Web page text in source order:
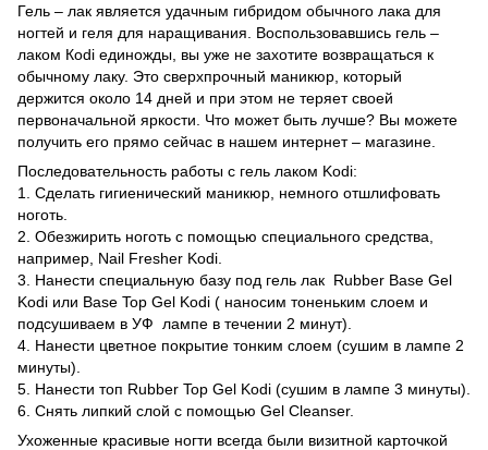
Гель – лак является удачным гибридом обычного лака для
ногтей и геля для наращивания. Воспользовавшись гель –
лаком Кodi единожды, вы уже не захотите возвращаться к
обычному лаку. Это сверхпрочный маникюр, который
держится около 14 дней и при этом не теряет своей
первоначальной яркости. Что может быть лучше? Вы можете
получить его прямо сейчас в нашем интернет – магазине.
Последовательность работы с гель лаком Kodi:
1. Сделать гигиенический маникюр, немного отшлифовать
ноготь.
2. Обезжирить ноготь с помощью специального средства,
например, Nail Fresher Kodi.
3. Нанести специальную базу под гель лак Rubber Base Gel
Kodi или Base Top Gel Kodi ( наносим тоненьким слоем и
подсушиваем в УФ лампе в течении 2 минут).
4. Нанести цветное покрытие тонким слоем (сушим в лампе 2
минуты).
5. Нанести топ Rubber Top Gel Kodi (сушим в лампе 3 минуты).
6. Снять липкий слой с помощью Gel Cleanser.
Ухоженные красивые ногти всегда были визитной карточкой